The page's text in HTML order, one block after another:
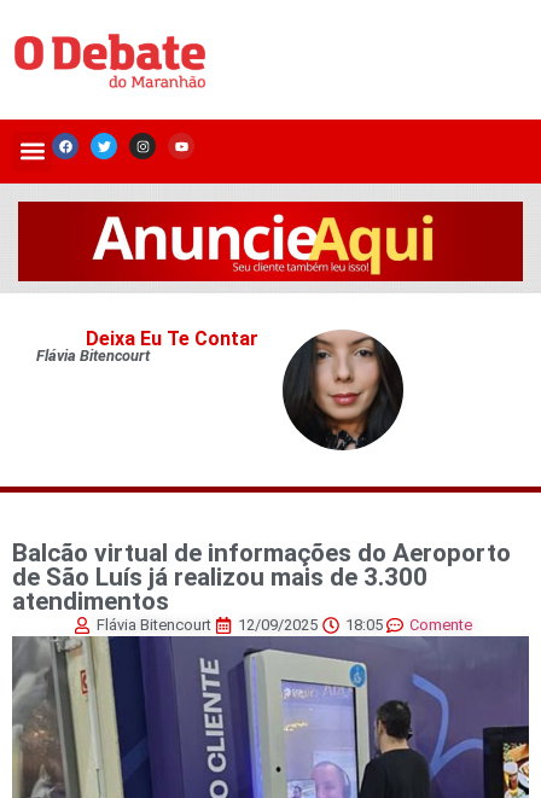
Deixa Eu Te Contar
Flávia Bitencourt
Balcão virtual de informações do Aeroporto
de São Luís já realizou mais de 3.300
atendimentos
Flávia Bitencourt 12/09/2025 18:05 Comente